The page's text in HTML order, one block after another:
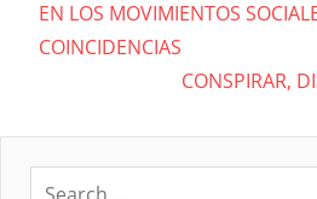
Navegación
de
Post:
EN LOS MOVIMIENTOS
COINCIDENCIAS
Next
CONSPIRAR,